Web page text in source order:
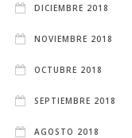
DICIEMBRE 2018
NOVIEMBRE 2018
OCTUBRE 2018
SEPTIEMBRE 2018
AGOSTO 2018